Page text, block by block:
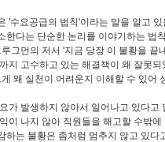
'수요공급의 법칙'이라는 말을 알고
한다는 단순한 논리를 이야기하는 법
그먼의 저서 '지금 당장 이 불황을
지 고수하고 있는 해결책이 왜 잘못
왜 실천이 어려운지 이해할 수 있어
가 발생하지 않아서 일어나고 있다
이 나지 않아 직원들을 해고할 수밖
하는 불황은 좀처럼 멈추지 않고 있